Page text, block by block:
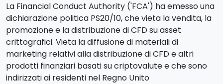
La Financial Conduct Authority ('FCA') ha emesso una
dichiarazione politica PS20/10, che vieta la vendita, la
promozione e la distribuzione di CFD su asset
crittografici. Vieta la diffusione di materiali di
marketing relativi alla distribuzione di CFD e altri
prodotti finanziari basati su criptovalute e che sono
indirizzati ai residenti nel Regno Unito